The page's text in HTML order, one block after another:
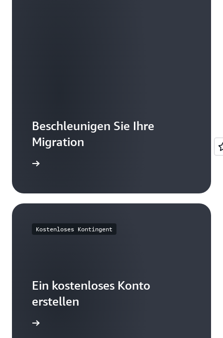
Beschleunigen Sie Ihre
Migration
Kostenloses Kontingent
Ein kostenloses Konto
erstellen